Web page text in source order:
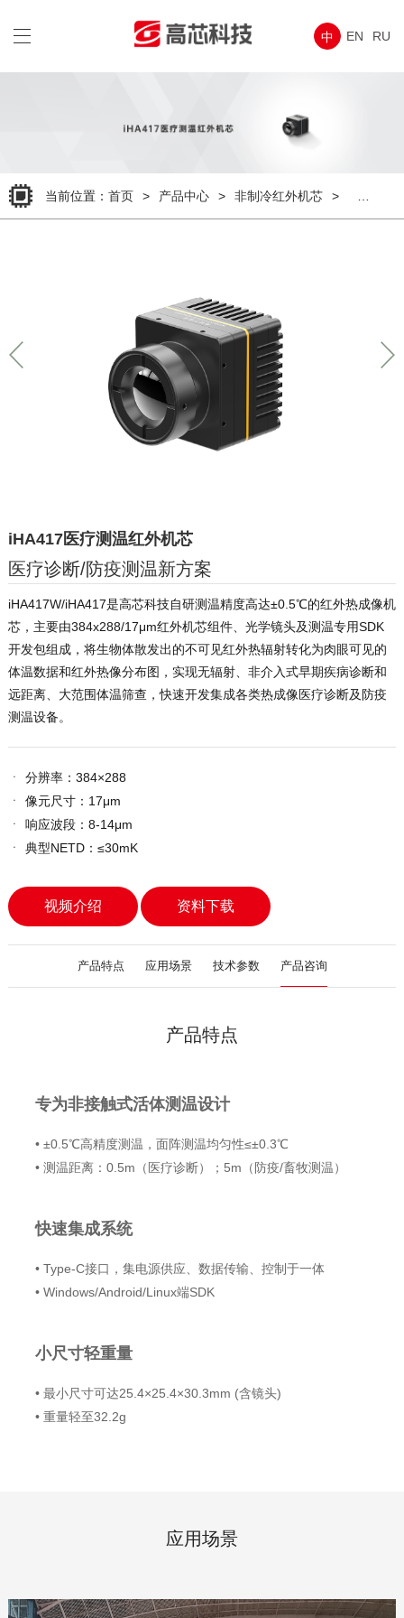
导
中 EN RU
当前位置： 首页 > 产品中心 > 非制冷红外机芯 >
iHA417医疗测温红外机芯
医疗诊断/防疫测温新方案
iHA417W/iHA417是高芯科技自研测温精度高达±0.5℃的红外热成像机
芯，主要由384x288/17μm红外机芯组件、光学镜头及测温专用SDK
开发包组成，将生物体散发出的不可见红外热辐射转化为肉眼可见的
体温数据和红外热像分布图，实现无辐射、非介入式早期疾病诊断和
远距离、大范围体温筛查，快速开发集成各类热成像医疗诊断及防疫
测温设备。
ㆍ
分辨率：384×288
ㆍ
像元尺寸：17μm
ㆍ
响应波段：8-14μm
ㆍ
典型NETD：≤30mK
视频介绍 资料下载
产品特点 应用场景 技术参数 产品咨询
产品特点
专为非接触式活体测温设计
• ±0.5℃高精度测温，面阵测温均匀性≤±0.3℃
• 测温距离：0.5m（医疗诊断）；5m（防疫/畜牧测温）
快速集成系统
• Type-C接口，集电源供应、数据传输、控制于一体
• Windows/Android/Linux端SDK
小尺寸轻重量
• 最小尺寸可达25.4×25.4×30.3mm (含镜头)
• 重量轻至32.2g
应用场景